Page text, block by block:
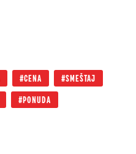
CENA SMEŠTAJ
PONUDA